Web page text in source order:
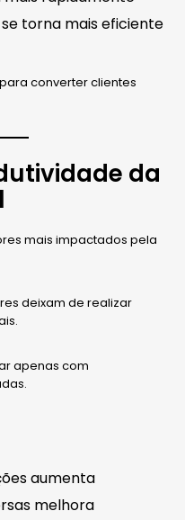
torna mais eficiente
converter clientes
da
mais impactados pela
deixam de realizar
apenas com
aumenta
melhora